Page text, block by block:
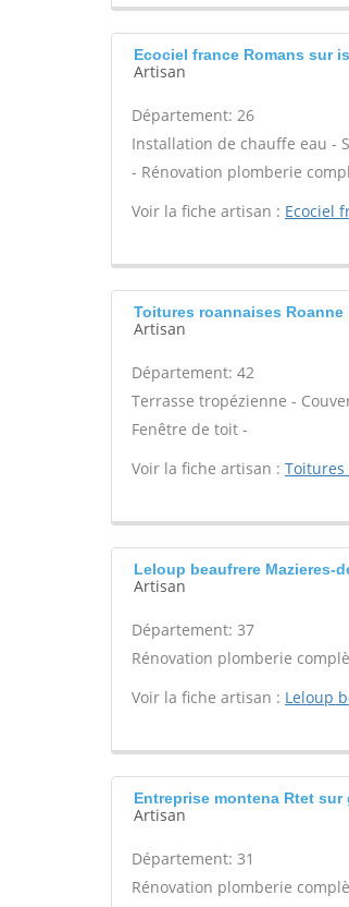
Ecociel france Romans sur
Artisan
Département: 26
Installation de chauffe eau -
- Rénovation plomberie
Voir la fiche artisan : Ecociel
Toitures roannaises Roanne
Artisan
Département: 42
Terrasse tropézienne -
Fenêtre de toit -
Voir la fiche artisan : Toitures
Leloup beaufrere Mazieres-
Artisan
Département: 37
Rénovation plomberie
Voir la fiche artisan : Leloup
Entreprise montena Rtet
Artisan
Département: 31
Rénovation plomberie